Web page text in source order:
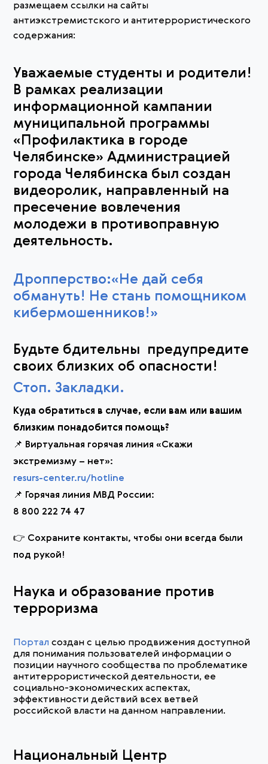
размещаем ссылки на сайты
антиэкстремистского и антитеррористического
содержания:
Уважаемые студенты и родители!
В рамках реализации
информационной кампании
муниципальной программы
«Профилактика в городе
Челябинске» Администрацией
города Челябинска был создан
видеоролик, направленный на
пресечение вовлечения
молодежи в противоправную
деятельность.
Дропперство:«Не дай себя
обмануть! Не стань помощником
кибермошенников!»
Будьте бдительны предупредите
своих близких об опасности!
Стоп. Закладки.
Куда обратиться в случае, если вам или вашим
близким понадобится помощь?
📌 Виртуальная горячая линия «Скажи
экстремизму – нет»:
resurs-center.ru/hotline
📌 Горячая линия МВД России:
8 800 222 74 47
👉 Сохраните контакты, чтобы они всегда были
под рукой!
Наука и образование против
терроризма
Портал создан с целью продвижения доступной
для понимания пользователей информации о
позиции научного сообщества по проблематике
антитеррористической деятельности, ее
социально-экономических аспектах,
эффективности действий всех ветвей
российской власти на данном направлении.
Национальный Центр